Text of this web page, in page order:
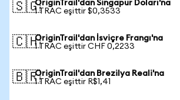
🇸🇬OriginTrail'dan Singapur Doları'na
1 TRAC eşittir $0,3533
🇨🇭OriginTrail'dan İsviçre Frangı'na
1 TRAC eşittir CHF 0,2233
🇧🇷OriginTrail'dan Brezilya Reali'na
1 TRAC eşittir R$1,41